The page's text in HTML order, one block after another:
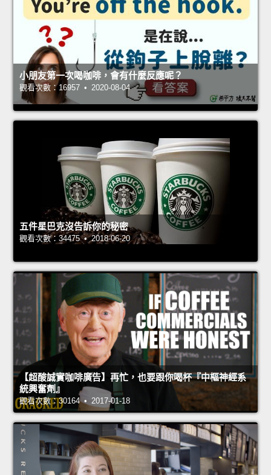
小朋友第一次喝咖啡，會有什麼反應呢？
觀看次數：16957 • 2020-08-04
五件星巴克沒告訴你的秘密
觀看次數：34475 • 2018-06-20
【超酸誠實咖啡廣告】再忙，也要跟你喝杯『中樞神經系
統興奮劑』
觀看次數：30164 • 2017-01-18